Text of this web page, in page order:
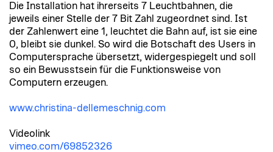
Die Installation hat ihrerseits 7 Leuchtbahnen, die
jeweils einer Stelle der 7 Bit Zahl zugeordnet sind. Ist
der Zahlenwert eine 1, leuchtet die Bahn auf, ist sie eine
0, bleibt sie dunkel. So wird die Botschaft des Users in
Computersprache übersetzt, widergespiegelt und soll
so ein Bewusstsein für die Funktionsweise von
Computern erzeugen.
www.christina-dellemeschnig.com
Videolink
vimeo.com/69852326